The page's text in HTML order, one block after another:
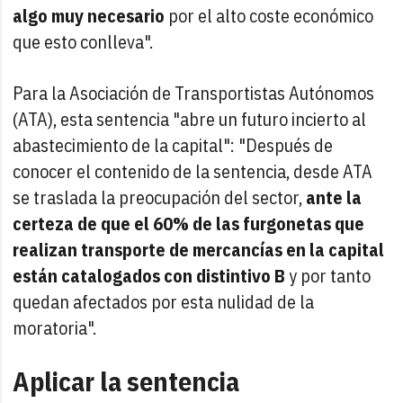
algo muy necesario por el alto coste económico
que esto conlleva".
Para la Asociación de Transportistas Autónomos
(ATA), esta sentencia "abre un futuro incierto al
abastecimiento de la capital": "Después de
conocer el contenido de la sentencia, desde ATA
se traslada la preocupación del sector,ante la
certeza de que el 60% de las furgonetas que
realizan transporte de mercancías en la capital
están catalogados con distintivo By por tanto
quedan afectados por esta nulidad de la
moratoria".
Aplicar la sentencia